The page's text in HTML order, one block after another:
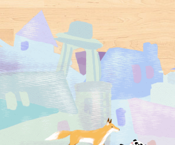
讀者一帖藥 讀者症
聊 處方箋：《黑白
醫生大麥町》系列書
籍任一本 服藥時間：
早、中、午、晚各一
篇故事 藥效：√哈哈
哈笑心情變好 √哈哈
哈笑練就腹肌 √哈哈
哈笑聲音宏亮 經動物
與人類試用，
99.87654321%患者證
實有效，請安